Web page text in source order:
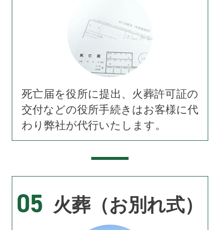
死亡届を役所に提出、火葬許可証の
交付などの役所手続きはお客様に代
わり弊社が代行いたします。
05 火葬（お別れ式）